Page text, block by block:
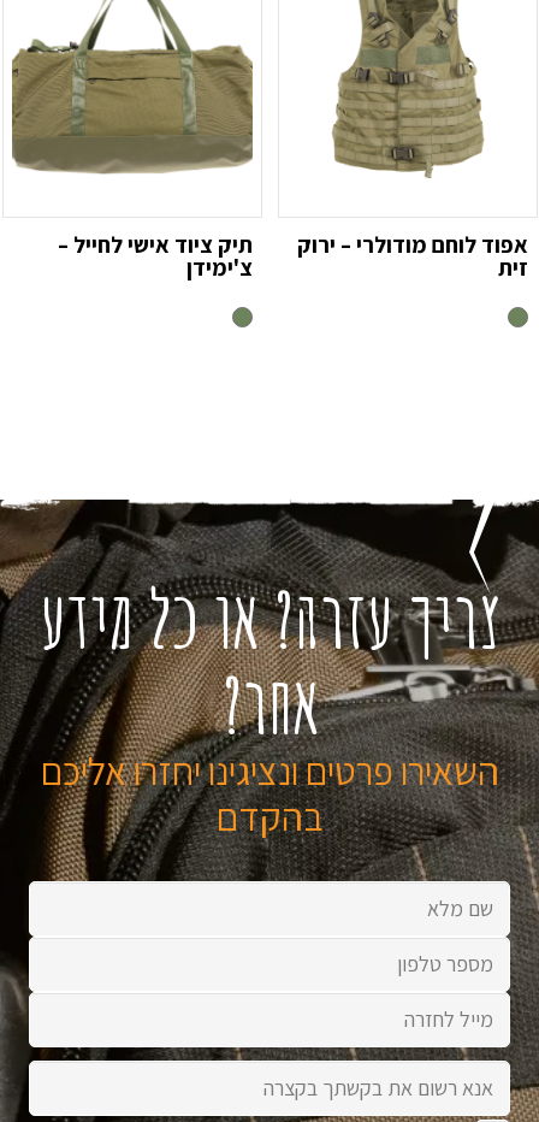
אפוד לוחם מודולרי – ירוק
זית
תיק ציוד אישי לחייל –
צ'ימידן
צריך עזרה? או כל מידע
אחר?
השאירו פרטים ונציגינו יחזרו אליכם
בהקדם